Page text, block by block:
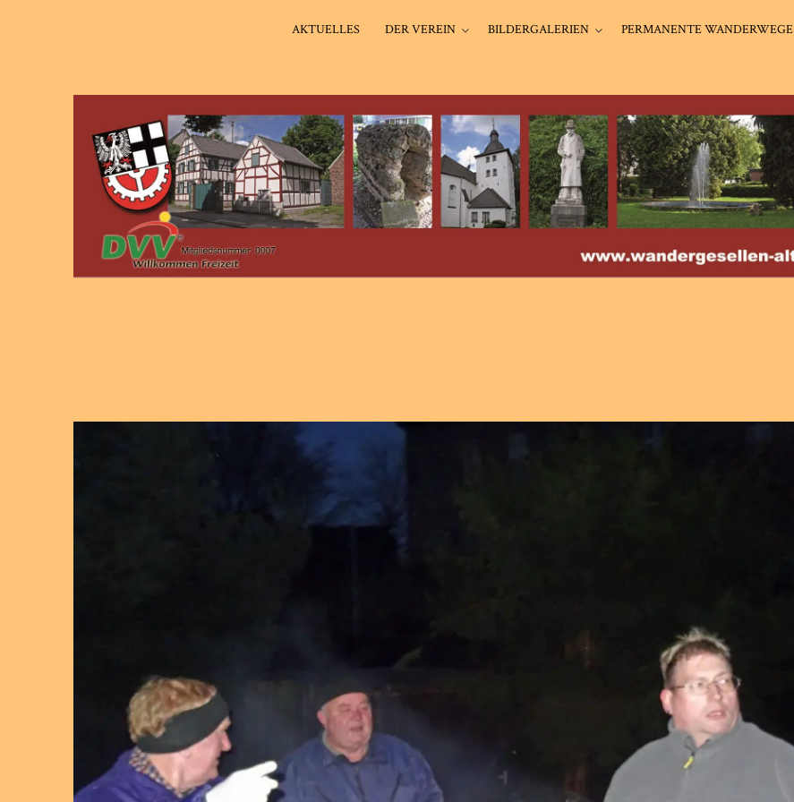
AKTUELLES DER VEREIN BILDERGALERIEN PERMANENTE WANDERWEGE